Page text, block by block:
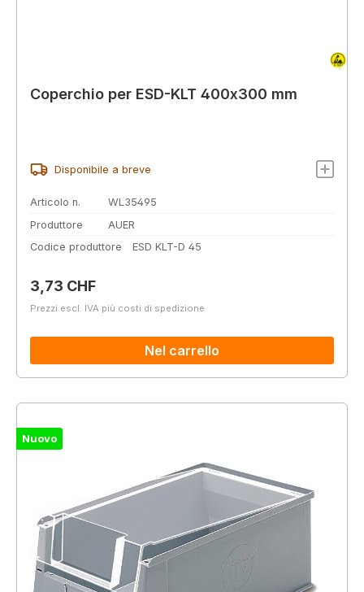
Coperchio per ESD-KLT 400x300 mm
Disponibile a breve
Articolo n.
WL35495
Produttore
AUER
Codice produttore
ESD KLT-D 45
Prezzo normale:
3,73 CHF
Prezzi escl. IVA più costi di spedizione
Nel carrello
Nuovo